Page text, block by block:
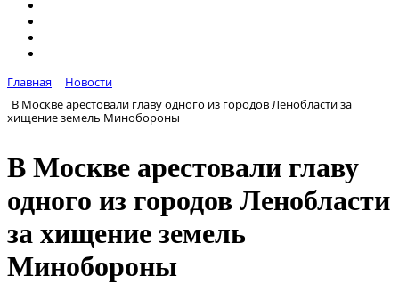
Главная
Новости
В Москве арестовали главу одного из городов Ленобласти за
хищение земель Минобороны
В Москве арестовали главу
одного из городов Ленобласти
за хищение земель
Минобороны